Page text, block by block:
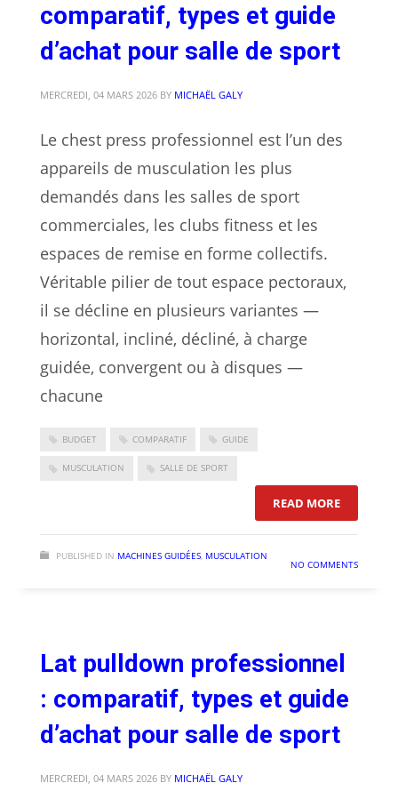
comparatif, types et guide
d’achat pour salle de sport
MERCREDI, 04 MARS 2026 BY MICHAËL GALY
Le chest press professionnel est l’un des
appareils de musculation les plus
demandés dans les salles de sport
commerciales, les clubs fitness et les
espaces de remise en forme collectifs.
Véritable pilier de tout espace pectoraux,
il se décline en plusieurs variantes —
horizontal, incliné, décliné, à charge
guidée, convergent ou à disques —
chacune
BUDGET COMPARATIF GUIDE
MUSCULATION SALLE DE SPORT
READ MORE: CHEST
PUBLISHED IN MACHINES GUIDÉES MUSCULATION
NO COMMENTS
Lat pulldown professionnel
: comparatif, types et guide
d’achat pour salle de sport
MERCREDI, 04 MARS 2026 BY MICHAËL GALY